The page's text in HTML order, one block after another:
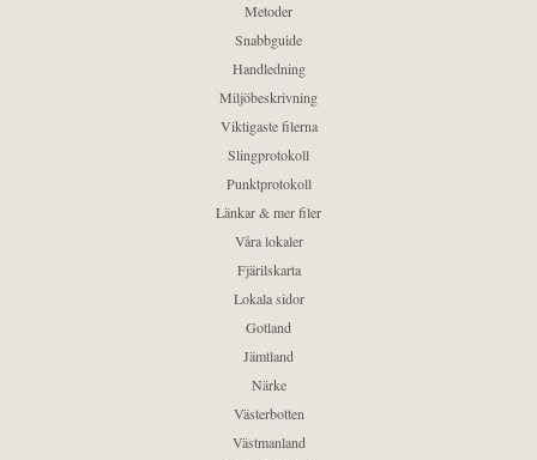
Metoder
Snabbguide
Handledning
Miljöbeskrivning
Viktigaste filerna
Slingprotokoll
Punktprotokoll
Länkar & mer filer
Våra lokaler
Fjärilskarta
Lokala sidor
Gotland
Jämtland
Närke
Västerbotten
Västmanland